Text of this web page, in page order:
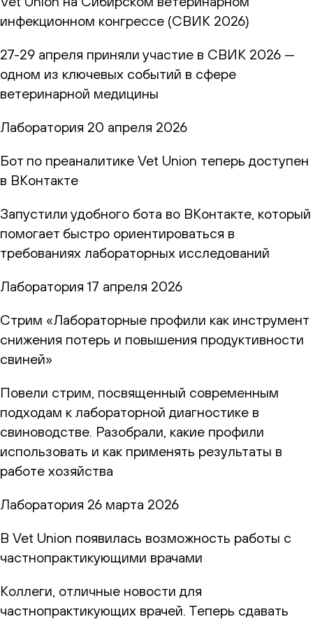
инфекционном конгрессе (СВИК 2026)
27-29 апреля приняли участие в СВИК 2026 —
одном из ключевых событий в сфере
ветеринарной медицины
Лаборатория 20 апреля 2026
Бот по преаналитике Vet Union теперь доступен
в ВКонтакте
Запустили удобного бота во ВКонтакте, который
помогает быстро ориентироваться в
требованиях лабораторных исследований
Лаборатория 17 апреля 2026
Стрим «Лабораторные профили как инструмент
снижения потерь и повышения продуктивности
свиней»
Повели стрим, посвященный современным
подходам к лабораторной диагностике в
свиноводстве. Разобрали, какие профили
использовать и как применять результаты в
работе хозяйства
Лаборатория 26 марта 2026
В Vet Union появилась возможность работы с
частнопрактикующими врачами
Коллеги, отличные новости для
частнопрактикующих врачей. Теперь сдавать